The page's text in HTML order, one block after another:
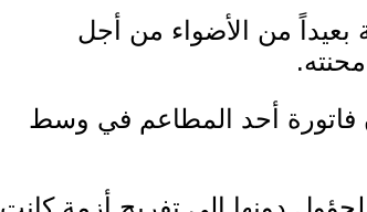
من الأضواء من أجل
فاتورة أحد المطاعم في وسط